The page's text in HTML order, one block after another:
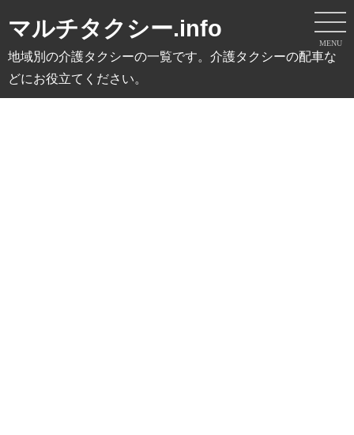
MENU
マルチタクシー.info
地域別の介護タクシーの一覧です。介護タクシーの配車な
どにお役立てください。